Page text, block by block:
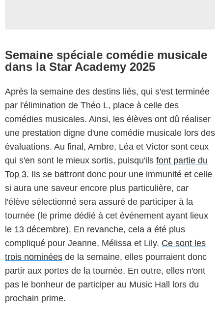
Semaine spéciale comédie musicale
dans la Star Academy 2025
Après la semaine des destins liés, qui s'est terminée
par l'élimination de Théo L, place à celle des
comédies musicales. Ainsi, les élèves ont dû réaliser
une prestation digne d'une comédie musicale lors des
évaluations. Au final, Ambre, Léa et Victor sont ceux
qui s'en sont le mieux sortis, puisqu'ils font partie du
Top 3. Ils se battront donc pour une immunité et celle
si aura une saveur encore plus particulière, car
l'élève sélectionné sera assuré de participer à la
tournée (le prime dédié à cet événement ayant lieux
le 13 décembre). En revanche, cela a été plus
compliqué pour Jeanne, Mélissa et Lily. Ce sont les
trois nominées de la semaine, elles pourraient donc
partir aux portes de la tournée. En outre, elles n'ont
pas le bonheur de participer au Music Hall lors du
prochain prime.